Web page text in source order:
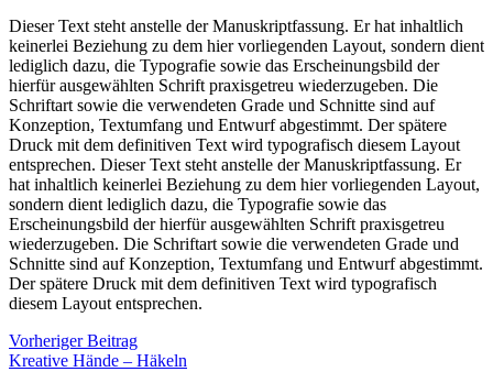
Dieser Text steht anstelle der Manuskriptfassung. Er hat inhaltlich
keinerlei Beziehung zu dem hier vorliegenden Layout, sondern dient
lediglich dazu, die Typografie sowie das Erscheinungsbild der
hierfür ausgewählten Schrift praxisgetreu wiederzugeben. Die
Schriftart sowie die verwendeten Grade und Schnitte sind auf
Konzeption, Textumfang und Entwurf abgestimmt. Der spätere
Druck mit dem definitiven Text wird typografisch diesem Layout
entsprechen. Dieser Text steht anstelle der Manuskriptfassung. Er
hat inhaltlich keinerlei Beziehung zu dem hier vorliegenden Layout,
sondern dient lediglich dazu, die Typografie sowie das
Erscheinungsbild der hierfür ausgewählten Schrift praxisgetreu
wiederzugeben. Die Schriftart sowie die verwendeten Grade und
Schnitte sind auf Konzeption, Textumfang und Entwurf abgestimmt.
Der spätere Druck mit dem definitiven Text wird typografisch
diesem Layout entsprechen.
Vorheriger Beitrag
Kreative Hände – Häkeln